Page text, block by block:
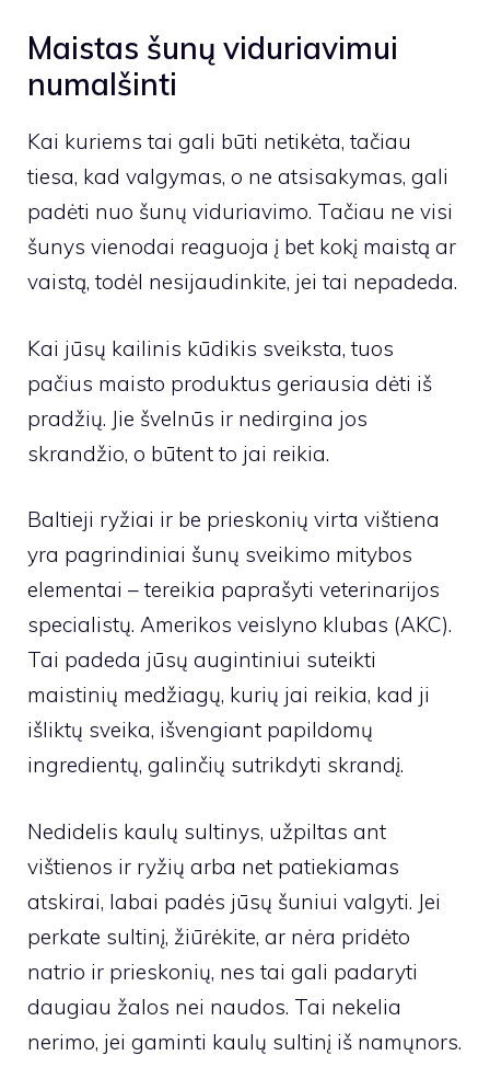
Maistas šunų viduriavimui
numalšinti
Kai kuriems tai gali būti netikėta, tačiau
tiesa, kad valgymas, o ne atsisakymas, gali
padėti nuo šunų viduriavimo. Tačiau ne visi
šunys vienodai reaguoja į bet kokį maistą ar
vaistą, todėl nesijaudinkite, jei tai nepadeda.
Kai jūsų kailinis kūdikis sveiksta, tuos
pačius maisto produktus geriausia dėti iš
pradžių. Jie švelnūs ir nedirgina jos
skrandžio, o būtent to jai reikia.
Baltieji ryžiai ir be prieskonių virta vištiena
yra pagrindiniai šunų sveikimo mitybos
elementai – tereikia paprašyti veterinarijos
specialistų. Amerikos veislyno klubas (AKC).
Tai padeda jūsų augintiniui suteikti
maistinių medžiagų, kurių jai reikia, kad ji
išliktų sveika, išvengiant papildomų
ingredientų, galinčių sutrikdyti skrandį.
Nedidelis kaulų sultinys, užpiltas ant
vištienos ir ryžių arba net patiekiamas
atskirai, labai padės jūsų šuniui valgyti. Jei
perkate sultinį, žiūrėkite, ar nėra pridėto
natrio ir prieskonių, nes tai gali padaryti
daugiau žalos nei naudos. Tai nekelia
nerimo, jei gaminti kaulų sultinį iš namųnors.